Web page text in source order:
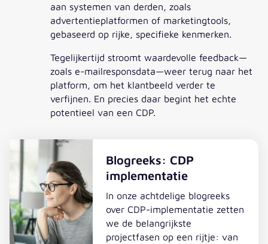
aan systemen van derden, zoals
advertentieplatformen of marketingtools,
gebaseerd op rijke, specifieke kenmerken.
Tegelijkertijd stroomt waardevolle feedback—
zoals e-mailresponsdata—weer terug naar het
platform, om het klantbeeld verder te
verfijnen. En precies daar begint het echte
potentieel van een CDP.
Blogreeks: CDP
implementatie
In onze achtdelige blogreeks
over CDP-implementatie zetten
we de belangrijkste
projectfasen op een rijtje: van